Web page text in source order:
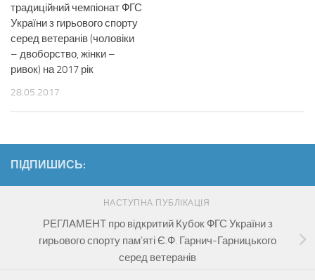
традиційний чемпіонат ФГС
України з гирьового спорту
серед ветеранів (чоловіки
– двоборство, жінки –
ривок) на 2017 рік
28.05.2017
ПІДПИШИСЬ:
НАСТУПНА ПУБЛІКАЦІЯ
РЕГЛАМЕНТ про відкритий Кубок ФГС України з
гирьового спорту пам’яті Є.Ф. Гарнич-Гарницького
серед ветеранів